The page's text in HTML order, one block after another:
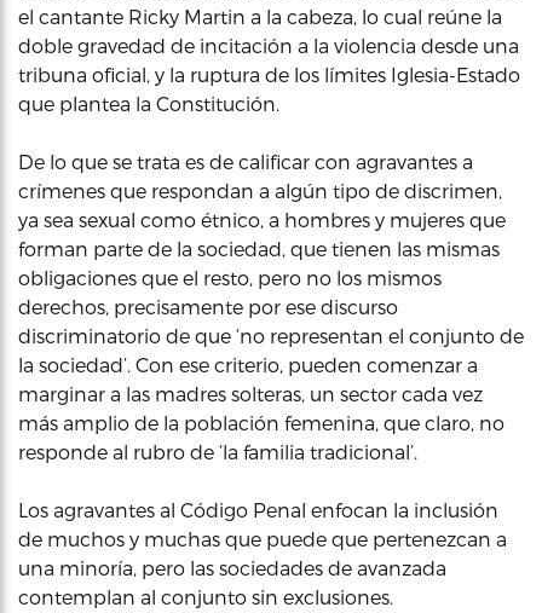
el cantante Ricky Martin a la cabeza, lo cual reúne la
doble gravedad de incitación a la violencia desde una
tribuna oficial, y la ruptura de los límites Iglesia-Estado
que plantea la Constitución.
De lo que se trata es de calificar con agravantes a
crímenes que respondan a algún tipo de discrimen,
ya sea sexual como étnico, a hombres y mujeres que
forman parte de la sociedad, que tienen las mismas
obligaciones que el resto, pero no los mismos
derechos, precisamente por ese discurso
discriminatorio de que ‘no representan el conjunto de
la sociedad’. Con ese criterio, pueden comenzar a
marginar a las madres solteras, un sector cada vez
más amplio de la población femenina, que claro, no
responde al rubro de ‘la familia tradicional’.
Los agravantes al Código Penal enfocan la inclusión
de muchos y muchas que puede que pertenezcan a
una minoría, pero las sociedades de avanzada
contemplan al conjunto sin exclusiones.